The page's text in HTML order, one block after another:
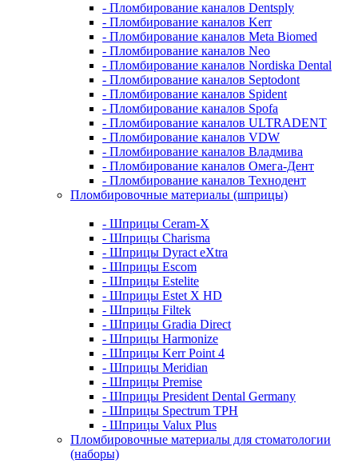
- Пломбирование каналов Dentsply
- Пломбирование каналов Kerr
- Пломбирование каналов Meta Biomed
- Пломбирование каналов Neo
- Пломбирование каналов Nordiska Dental
- Пломбирование каналов Septodont
- Пломбирование каналов Spident
- Пломбирование каналов Spofa
- Пломбирование каналов ULTRADENT
- Пломбирование каналов VDW
- Пломбирование каналов Владмива
- Пломбирование каналов Омега-Дент
- Пломбирование каналов Технодент
Пломбировочные материалы (шприцы)
- Шприцы Ceram-X
- Шприцы Charisma
- Шприцы Dyract eXtra
- Шприцы Escom
- Шприцы Estelite
- Шприцы Estet X HD
- Шприцы Filtek
- Шприцы Gradia Direct
- Шприцы Harmonize
- Шприцы Kerr Point 4
- Шприцы Meridian
- Шприцы Premise
- Шприцы President Dental Germany
- Шприцы Spectrum TPH
- Шприцы Valux Plus
Пломбировочные материалы для стоматологии
(наборы)